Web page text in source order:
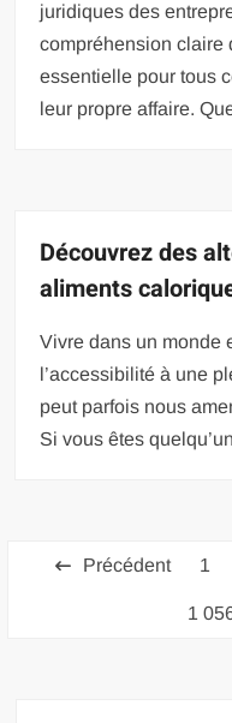
juridiques des
compréhension claire
essentielle pour tous
leur propre affaire.
Découvrez des
aliments
Vivre dans un monde
l’accessibilité à une
peut parfois nous
Si vous êtes
Pagination
publications
Précédent 1
1